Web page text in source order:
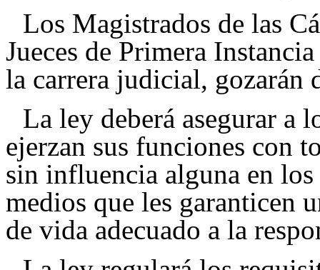
Los Magistrados de las
Jueces de Primera
la carrera judicial, gozarán
La ley deberá asegurar a
ejerzan sus funciones con
sin influencia alguna en
medios que les garanticen
de vida adecuado a la